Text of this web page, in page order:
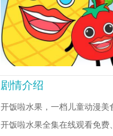
剧情介绍
开饭啦水果，一档儿童动漫美
开饭啦水果全集在线观看免费